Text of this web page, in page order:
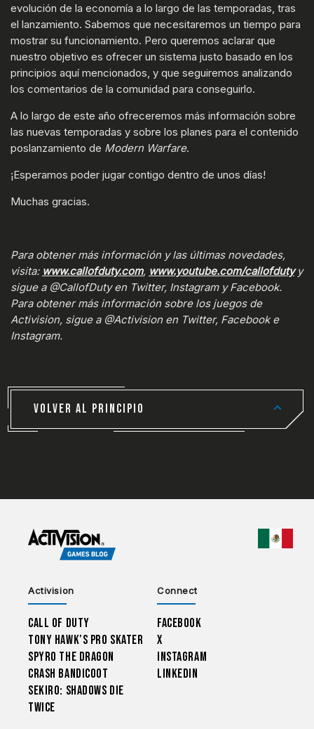
evolución de la economía a lo largo de las temporadas, tras
el lanzamiento. Sabemos que necesitaremos un tiempo para
mostrar su funcionamiento. Pero queremos aclarar que
nuestro objetivo es ofrecer un sistema justo basado en los
principios aquí mencionados, y que seguiremos analizando
los comentarios de la comunidad para conseguirlo.
A lo largo de este año ofreceremos más información sobre
las nuevas temporadas y sobre los planes para el contenido
poslanzamiento de Modern Warfare.
¡Esperamos poder jugar contigo dentro de unos días!
Muchas gracias.
Para obtener más información y las últimas novedades,
visita: www.callofduty.com, www.youtube.com/callofdutyy
sigue a @CallofDuty en Twitter, Instagram y Facebook.
Para obtener más información sobre los juegos de
Activision, sigue a @Activision en Twitter, Facebook e
Instagram.
VOLVER AL PRINCIPIO
Activision
Call of Duty
Tony Hawk’s Pro Skater
Spyro The Dragon
Crash Bandicoot
Sekiro: Shadows Die
Twice
Connect
Facebook
X
Instagram
LinkedIn